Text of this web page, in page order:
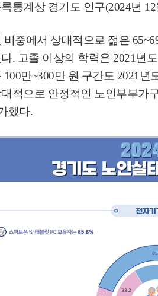
통계상 경기도 인구(2024년 12
비중에서 상대적으로 젊은
. 고졸 이상의 학력은 2021 년도
100만~300만 원 구간도 2021 년
적으로 안정적인 노인부부가
했다.